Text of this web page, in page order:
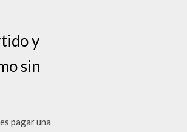
y
sin
pagar una